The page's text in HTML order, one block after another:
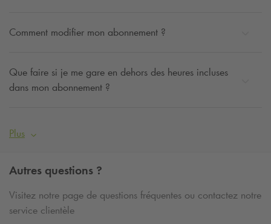
Comment modifier mon abonnement ?
Que faire si je me gare en dehors des heures incluses
dans mon abonnement ?
Plus
Autres questions ?
Visitez notre page de questions fréquentes ou contactez notre
service clientèle